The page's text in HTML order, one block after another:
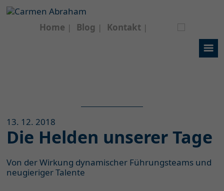
Home Blog Kontakt
13. 12. 2018
Die Helden unserer Tage
Von der Wirkung dynamischer Führungsteams und
neugieriger Talente